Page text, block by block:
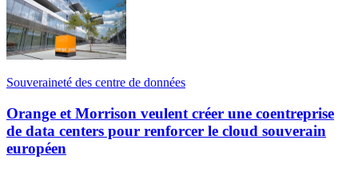
Souveraineté des centre de données
Orange et Morrison veulent créer une coentreprise
de data centers pour renforcer le cloud souverain
européen